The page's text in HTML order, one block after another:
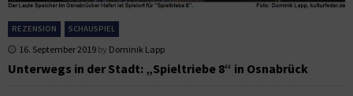
REZENSION SCHAUSPIEL
16. September 2019 by Dominik Lapp
Unterwegs in der Stadt: „Spieltriebe 8“ in Osnabrück